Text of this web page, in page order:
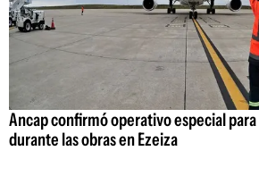
Ancap confirmó operativo especial
durante las obras en Ezeiza